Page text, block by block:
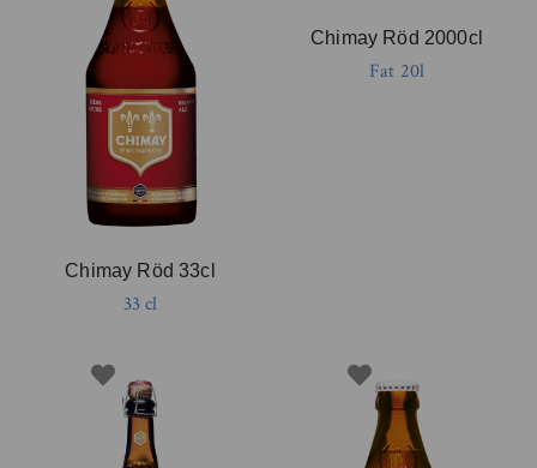
Chimay Röd 33cl
33 cl
Chimay Röd 2000cl
Fat 20l